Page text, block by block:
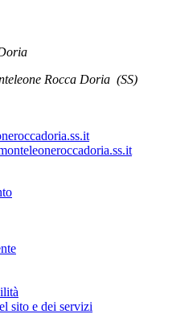
Rocca Doria (SS)
sito e dei servizi